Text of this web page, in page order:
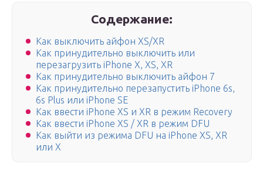
Содержание:
Как выключить айфон XS/XR
Как принудительно выключить или
перезагрузить iPhone X, XS, XR
Как принудительно выключить айфон 7
Как принудительно перезапустить iPhone 6s,
6s Plus или iPhone SE
Как ввести iPhone XS и XR в режим Recovery
Как ввести iPhone XS / XR в режим DFU
Как выйти из режима DFU на iPhone XS, XR
или X